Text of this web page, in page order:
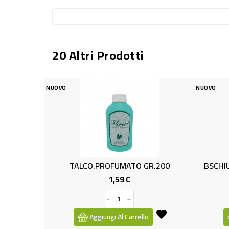
20 Altri Prodotti
GR.200
BSCHIUMA M.BIANCO/LATTE
Aggiungi Al Carrello